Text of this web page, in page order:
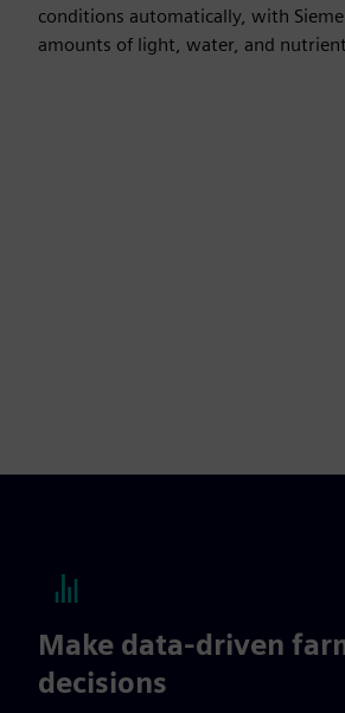
conditions automatically, with
amounts of light, water, and
Make data-driven
decisions